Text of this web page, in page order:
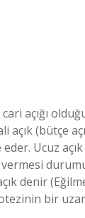
cari açığı
(bütçe
Ucuz
denir
bir